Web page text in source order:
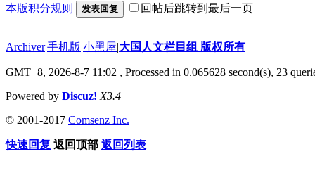
本版积分规则 发表回复 回帖后跳转到最后一页
Archiver|手机版|小黑屋|大国人文栏目组 版权所有
GMT+8, 2026-8-7 11:02 , Processed in 0.065628 second(s), 23
Powered by Discuz! X3.4
© 2001-2017 Comsenz Inc.
快速回复 返回顶部 返回列表